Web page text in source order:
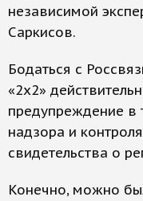
независимой
Саркисов.
Бодаться с
«2х2»
предупреждение в
надзора и
свидетельства о
Конечно, можно